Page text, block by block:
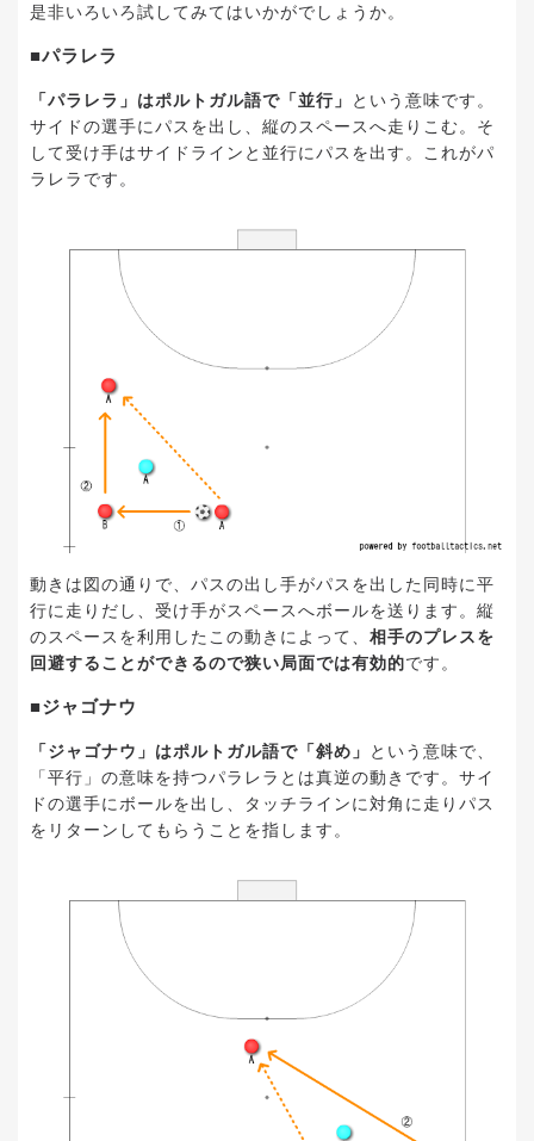
是非いろいろ試してみてはいかがでしょうか。
■パラレラ
「パラレラ」はポルトガル語で「並行」
という意味です。
サイドの選手にパスを出し、縦のスペースへ走りこむ。そ
して受け手はサイドラインと並行にパスを出す。これがパ
ラレラです。
動きは図の通りで、パスの出し手がパスを出した同時に平
行に走りだし、受け手がスペースへボールを送ります。縦
のスペースを利用したこの動きによって、 相手のプレスを
回避することができるので狭い局面では有効的です。
■ジャゴナウ
「ジャゴナウ」はポルトガル語で「斜め」
という意味で、
「平行」の意味を持つパラレラとは真逆の動きです。サイ
ドの選手にボールを出し、タッチラインに対角に走りパス
をリターンしてもらうことを指します。